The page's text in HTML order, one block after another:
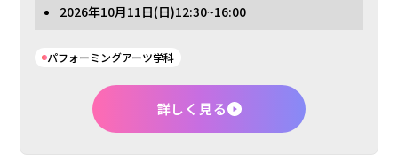
2026年10月11日(日)12:30~16:00
パフォーミングアーツ学科
詳しく見る